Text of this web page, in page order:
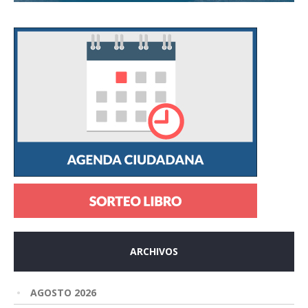
ARCHIVOS
AGOSTO 2026